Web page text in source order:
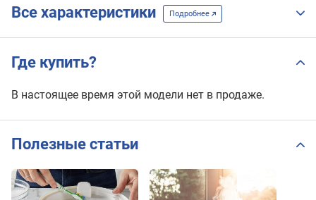
Все характеристики Подробнее
Где купить?
В настоящее время этой модели нет в продаже.
Полезные статьи